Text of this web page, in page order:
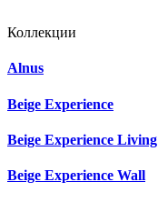
Коллекции
Alnus
Beige Experience
Beige Experience Living
Beige Experience Wall